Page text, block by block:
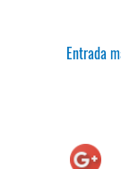
Entrada